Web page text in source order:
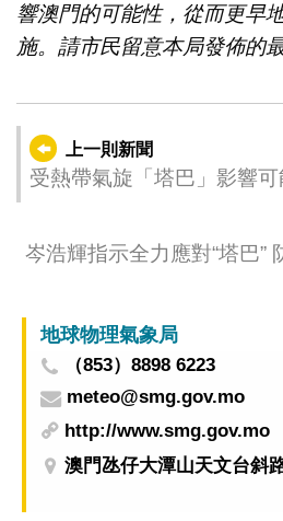
響澳門的可能性，從而更早
施。請市民留意本局發佈的
上一則新聞
受熱帶氣旋「塔巴」影響
岑浩輝指示全力應對“塔巴”
地球物理氣象局
（853）8898 6223
meteo@smg.gov.mo
http://www.smg.gov.mo
澳門氹仔大潭山天文台斜